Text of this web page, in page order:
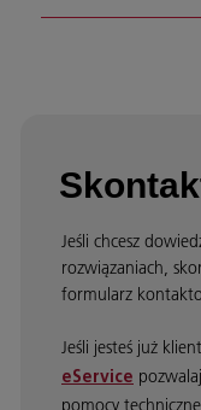
Jeśli chcesz
rozwiązaniach,
formularz
Jeśli jesteś już
eService
pomocy